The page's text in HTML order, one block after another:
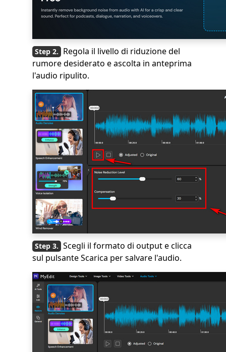
Regola il livello di riduzione del
rumore desiderato e ascolta in anteprima
l'audio ripulito.
Scegli il formato di output e clicca
sul pulsante Scarica per salvare l'audio.